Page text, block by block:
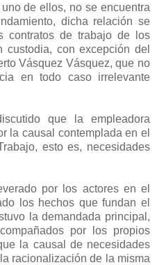
de ellos, no se encuentra
dicha relación se
contratos de trabajo de los
con excepción del
Vásquez Vásquez, que no
en todo caso irrelevante
que la empleadora
la causal contemplada en el
esto es, necesidades
por los actores en el
los hechos que fundan el
la demandada principal,
por los propios
la causal de necesidades
racionalización de la misma